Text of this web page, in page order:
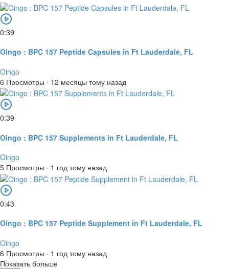
0:39
Oingo : BPC 157 Peptide Capsules in Ft Lauderdale, FL
Oingo
6 Просмотры · 12 месяцы тому назад
0:39
Oingo : BPC 157 Supplements in Ft Lauderdale, FL
Oingo
5 Просмотры · 1 год тому назад
0:43
Oingo : BPC 157 Peptide Supplement in Ft Lauderdale, FL
Oingo
6 Просмотры · 1 год тому назад
Показать больше